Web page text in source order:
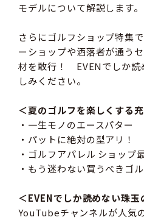
モデルについて解説します。
さらにゴルフショップ特集
ーショップや洒落者が通う
材を敢行！ EVENでしか読
しみください。
＜夏のゴルフを楽しくする
・一生モノのエースパター
・パットに絶対の型アリ！
・ゴルフアパレル ショップ
・もう迷わない買うべきゴ
＜EVENでしか読めない珠
YouTubeチャンネルが人気